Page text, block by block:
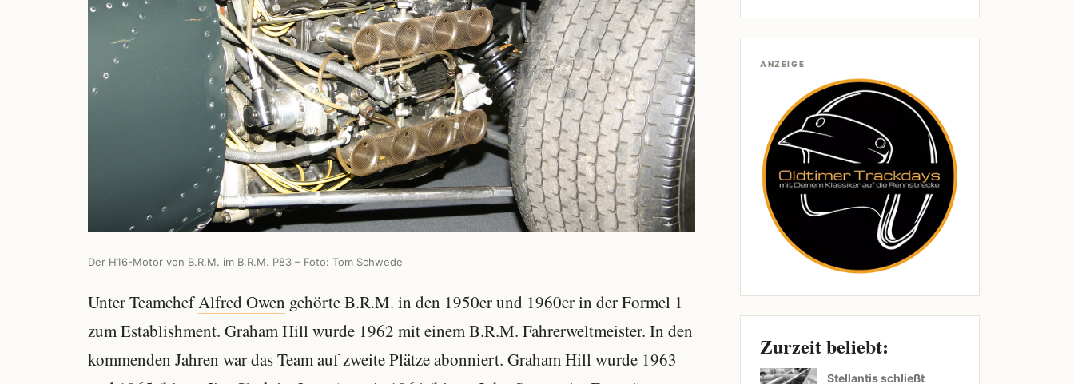
Der H16-Motor von B.R.M. im B.R.M. P83 – Foto: Tom Schwede
Unter TeamchefAlfred Owen gehörte B.R.M. in den 1950er und 1960er in der Formel 1
zum Establishment. Graham Hillwurde 1962 mit einem B.R.M. Fahrerweltmeister. In den
kommenden Jahren war das Team auf zweite Plätze abonniert. Graham Hill wurde 1963
ANZEIGE
Zurzeit beliebt:
Stellantis schließt